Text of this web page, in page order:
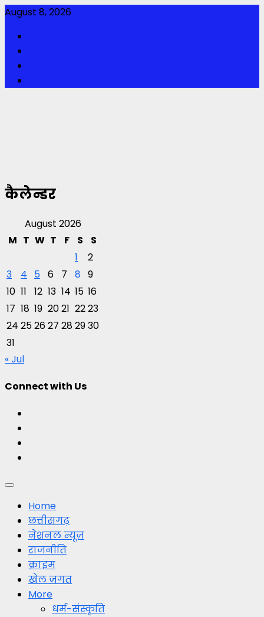
Skip
content
August 8, 2026
कैलेन्डर
August 2026
M T W T F S
S
1
2
3
4 5 6 7 8 9
10 11 12 13 14 15 16
17 18 19 2021 2223
24 252627 282930
31
« Jul
Connect with Us
Primary
MenuHome
छत्तीसगढ़
नेशनल न्यूज़
राजनीति
क्राइम
खेल जगत
More
धर्म-संस्कृति